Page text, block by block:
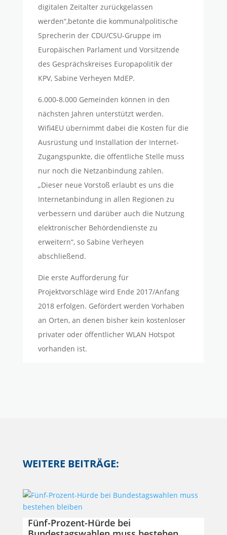
digitalen Zeitalter zurückgelassen
werden“,betonte die kommunalpolitische
Sprecherin der CDU/CSU-Gruppe im
Europäischen Parlament und Vorsitzende
des Gesprächskreises Europapolitik der
KPV, Sabine Verheyen MdEP.
6.000-8.000 Gemeinden können in den
nächsten Jahren unterstützt werden.
Wifi4EU übernimmt dabei die Kosten für die
Ausrüstung und Installation der Internet-
Zugangspunkte, die öffentliche Stelle muss
nur noch die Netzanbindung zahlen.
„Dieser neue Vorstoß erlaubt es uns die
Internetanbindung in allen Regionen zu
verbessern und darüber auch die Nutzung
elektronischer Behördendienste zu
erweitern“, so Sabine Verheyen
abschließend.
Die erste Aufforderung für
Projektvorschläge wird Ende 2017/Anfang
2018 erfolgen. Gefördert werden Vorhaben
an Orten, an denen bisher kein kostenloser
privater oder öffentlicher WLAN Hotspot
vorhanden ist.
WEITERE BEITRÄGE:
Fünf-Prozent-Hürde bei